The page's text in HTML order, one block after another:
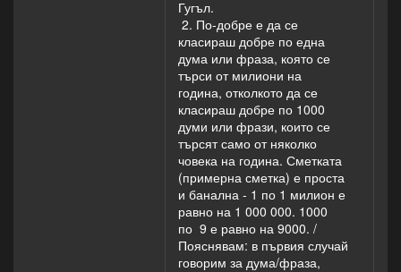
Гугъл.
2. По-добре е да се
класираш добре по една
дума или фраза, която се
търси от милиони на
година, отколкото да се
класираш добре по 1000
думи или фрази, които се
търсят само от няколко
човека на година. Сметката
(примерна сметка) е проста
и банална - 1 по 1 милион е
равно на 1 000 000. 1000
по 9 е равно на 9000. /
Пояснявам: в първия случай
говорим за дума/фраза,